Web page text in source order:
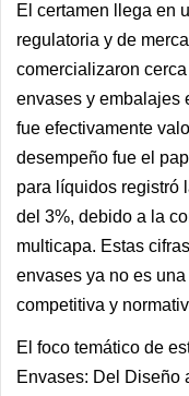
El certamen llega en
regulatoria y de
comercializaron
envases y embalajes
fue efectivamente
desempeño fue el
para líquidos registró
del 3%, debido a la
multicapa. Estas
envases ya no es
competitiva y
El foco temático de
Envases: Del Diseño